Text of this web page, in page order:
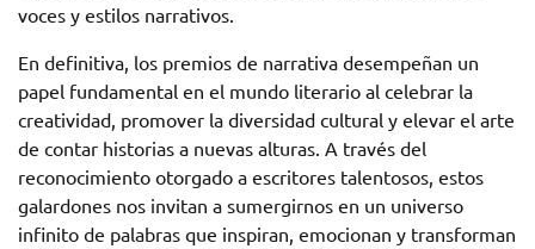
voces y estilos narrativos.
En definitiva, los premios de narrativa desempeñan un
papel fundamental en el mundo literario al celebrar la
creatividad, promover la diversidad cultural y elevar el arte
de contar historias a nuevas alturas. A través del
reconocimiento otorgado a escritores talentosos, estos
galardones nos invitan a sumergirnos en un universo
infinito de palabras que inspiran, emocionan y transforman